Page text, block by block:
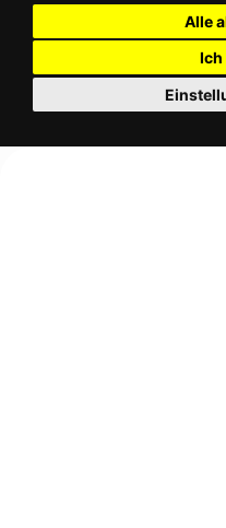
Alle
Ich